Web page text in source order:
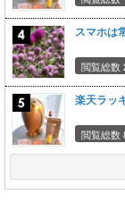
スマホは
閲覧総数
楽天ラッ
閲覧総数